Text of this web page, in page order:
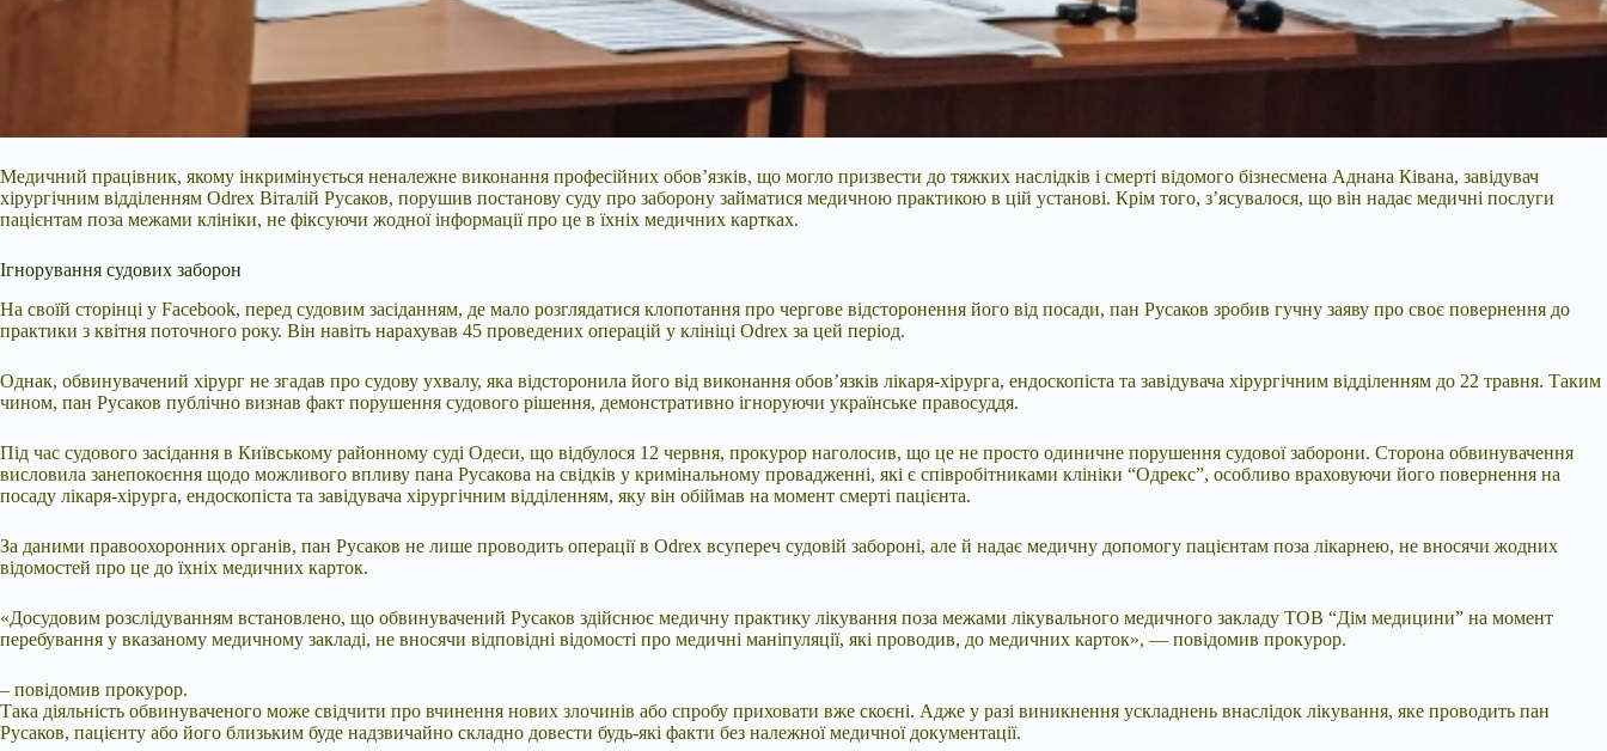
Медичний працівник, якому інкримінується неналежне виконання професійних обов’язків, що могло призвести до тяжких наслідків і смерті відомого бізнесмена Аднана Ківана, завідувач
хірургічним відділенням Odrex Віталій Русаков, порушив постанову суду про заборону займатися медичною практикою в цій установі. Крім того, з’ясувалося, що він надає медичні послуги
пацієнтам поза межами клініки, не фіксуючи жодної інформації про це в їхніх медичних картках.
Ігнорування судових заборон
На своїй сторінці у Facebook, перед судовим засіданням, де мало розглядатися клопотання про чергове відсторонення його від посади, пан Русаков зробив гучну заяву про своє повернення до
практики з квітня поточного року. Він навіть нарахував 45 проведених операцій у клініці Odrex за цей період.
Однак, обвинувачений хірург не згадав про судову ухвалу, яка відсторонила його від виконання обов’язків лікаря-хірурга, ендоскопіста та завідувача хірургічним відділенням до 22 травня. Таким
чином, пан Русаков публічно визнав факт порушення судового рішення, демонстративно ігноруючи українське правосуддя.
Під час судового засідання в Київському районному суді Одеси, що відбулося 12 червня, прокурор наголосив, що це не просто одиничне порушення судової заборони. Сторона обвинувачення
висловила занепокоєння щодо можливого впливу пана Русакова на свідків у кримінальному провадженні, які є співробітниками клініки “Одрекс”, особливо враховуючи його повернення на
посаду лікаря-хірурга, ендоскопіста та завідувача хірургічним відділенням, яку він обіймав на момент смерті пацієнта.
За даними правоохоронних органів, пан Русаков не лише проводить операції в Odrex всупереч судовій забороні, але й надає медичну допомогу пацієнтам поза лікарнею, не вносячи жодних
відомостей про це до їхніх медичних карток.
«Досудовим розслідуванням встановлено, що обвинувачений Русаков здійснює медичну практику лікування поза межами лікувального медичного закладу ТОВ “Дім медицини” на момент
перебування у вказаному медичному закладі, не вносячи відповідні відомості про медичні маніпуляції, які проводив, до медичних карток», — повідомив прокурор.
– повідомив прокурор.
Така діяльність обвинуваченого може свідчити про вчинення нових злочинів або спробу приховати вже скоєні. Адже у разі виникнення ускладнень внаслідок лікування, яке проводить пан
Русаков, пацієнту або його близьким буде надзвичайно складно довести будь-які факти без належної медичної документації.